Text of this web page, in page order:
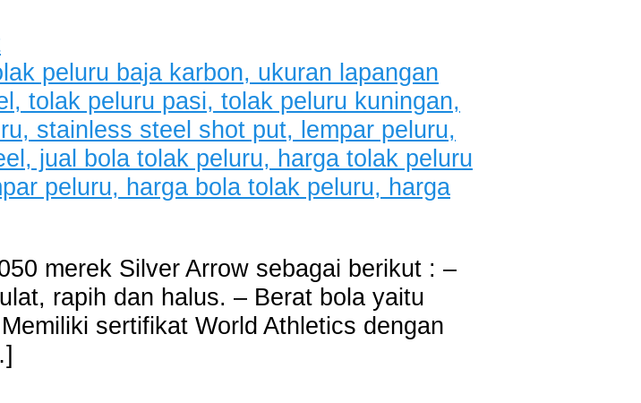
merek Silver Arrow sebagai berikut : –
rapih dan halus. – Berat bola yaitu
sertifikat World Athletics dengan